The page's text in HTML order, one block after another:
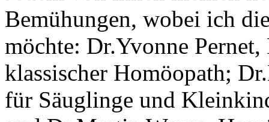
Bemühungen, wobei ich
möchte: Dr.Yvonne
klassischer Homöopath;
für Säuglinge und